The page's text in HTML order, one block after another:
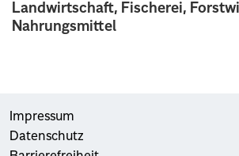
Landwirtschaft, Fischerei,
Nahrungsmittel
Impressum
Datenschutz